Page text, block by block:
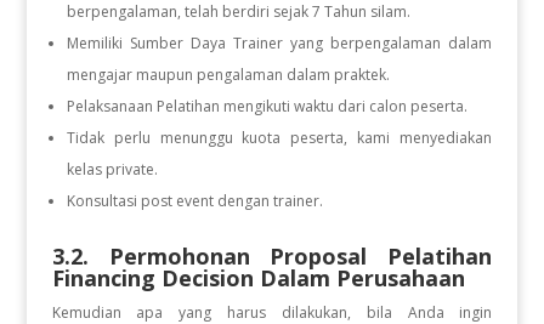
berpengalaman, telah berdiri sejak 7 Tahun silam.
Memiliki Sumber Daya Trainer yang berpengalaman dalam
mengajar maupun pengalaman dalam praktek.
Pelaksanaan Pelatihan mengikuti waktu dari calon peserta.
Tidak perlu menunggu kuota peserta, kami menyediakan
kelas private.
Konsultasi post event dengan trainer.
3.2. Permohonan Proposal Pelatihan
Financing Decision Dalam Perusahaan
Kemudian apa yang harus dilakukan, bila Anda ingin